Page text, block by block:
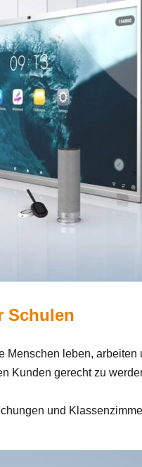
Schulen
Menschen leben, arbeiten
Kunden gerecht zu
und